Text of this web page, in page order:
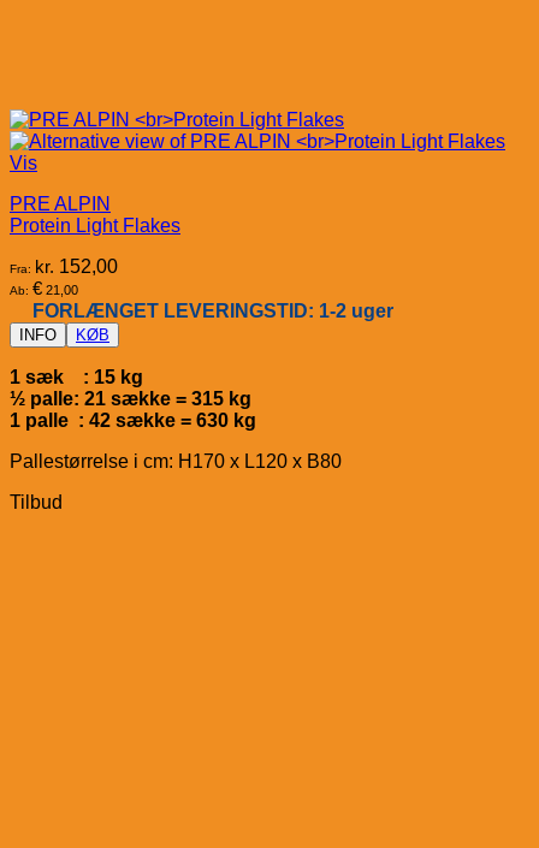
Vis
PRE ALPIN
Protein Light Flakes
Fra: kr. 152,00
Ab: € 21,00
FORLÆNGET LEVERINGSTID: 1-2 uger
INFO KØB
1 sæk : 15 kg
½ palle: 21 sække = 315 kg
1 palle : 42 sække = 630 kg
Pallestørrelse i cm: H170 x L120 x B80
Tilbud